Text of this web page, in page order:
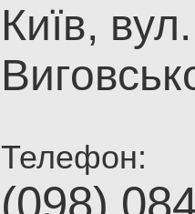
Київ,
Телефон:
(098)